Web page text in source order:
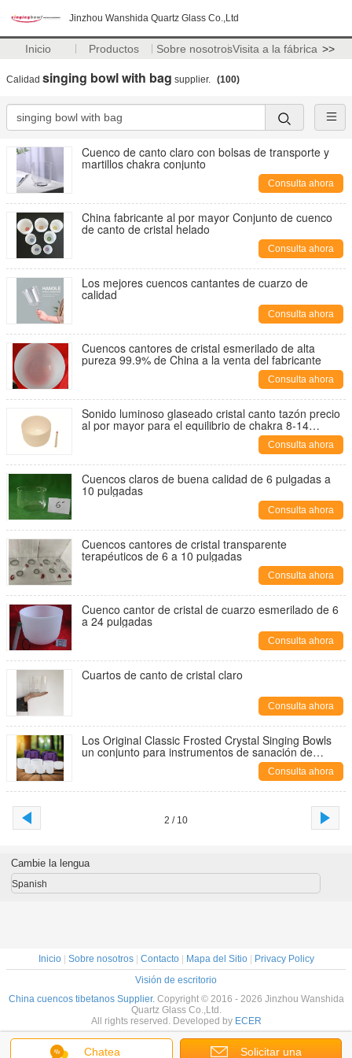
Jinzhou Wanshida Quartz Glass Co.,Ltd
Inicio Productos Sobre nosotrosVisita a la fábrica >>
Calidad singing bowl with bag supplier. (100)
Cuenco de canto claro con bolsas de transporte y
martillos chakra conjunto
Consulta ahora
China fabricante al por mayor Conjunto de cuenco
de canto de cristal helado
Consulta ahora
Los mejores cuencos cantantes de cuarzo de
calidad
Consulta ahora
Cuencos cantores de cristal esmerilado de alta
pureza 99.9% de China a la venta del fabricante
Consulta ahora
Sonido luminoso glaseado cristal canto tazón precio
al por mayor para el equilibrio de chakra 8-14
Consulta ahora
Cuencos claros de buena calidad de 6 pulgadas a
10 pulgadas
Consulta ahora
Cuencos cantores de cristal transparente
terapéuticos de 6 a 10 pulgadas
Consulta ahora
Cuenco cantor de cristal de cuarzo esmerilado de 6
a 24 pulgadas
Consulta ahora
Cuartos de canto de cristal claro
Consulta ahora
Los Original Classic Frosted Crystal Singing Bowls
un conjunto para instrumentos de sanación de
Consulta ahora
2 / 10
Chatea Solicitar una
Cambie la lengua
Spanish
Inicio| Sobre nosotros| Contacto| Mapa del Sitio|
Privacy Policy
Visión de escritorio
China cuencos tibetanos Supplier. Copyright © 2016 - 2026 Jinzhou Wanshida
Quartz Glass Co.,Ltd.
All rights reserved. Developed by ECER